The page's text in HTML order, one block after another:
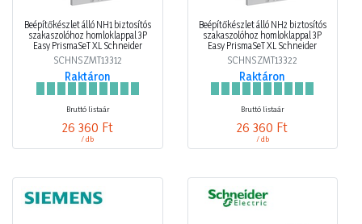
Beépítőkészlet álló NH1 biztosítós
szakaszolóhoz homloklappal 3P
Easy PrismaSeT XL Schneider
SCHNSZMT13312
Raktáron
Bruttó listaár
26 360 Ft
/ db
Beépítőkészlet álló NH2 biztosítós
szakaszolóhoz homloklappal 3P
Easy PrismaSeT XL Schneider
SCHNSZMT13322
Raktáron
Bruttó listaár
26 360 Ft
/ db